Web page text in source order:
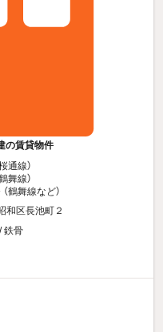
の賃貸物件
通線）
舞線）
（鶴舞線など）
和区長池町２
鉄骨